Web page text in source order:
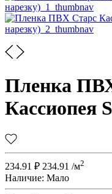
Пленка
Кассиопея
234.91 ₽ 234.91 /м2
Наличие: Мало